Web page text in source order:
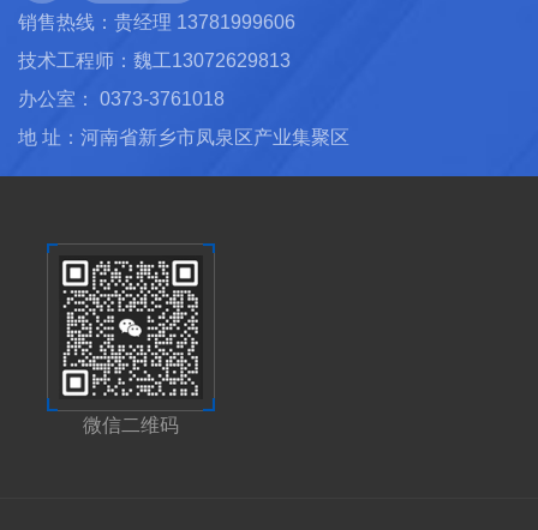
销售热线：贵经理 13781999606
技术工程师：魏工13072629813
办公室： 0373-3761018
地 址：河南省新乡市凤泉区产业集聚区
微信二维码